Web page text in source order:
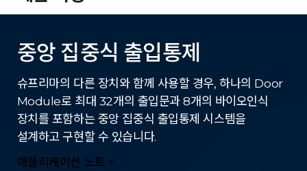
중앙 집중식 출입통제
슈프리마의 다른 장치와 함께 사용할 경우, 하나의 Door
Module로 최대 32개의 출입문과 8개의 바이오인식
장치를 포함하는 중앙 집중식 출입통제 시스템을
설계하고 구현할 수 있습니다.
애플리케이션 노트 >